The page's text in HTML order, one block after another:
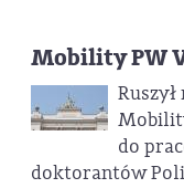
Mobility PW
do
doktorantów